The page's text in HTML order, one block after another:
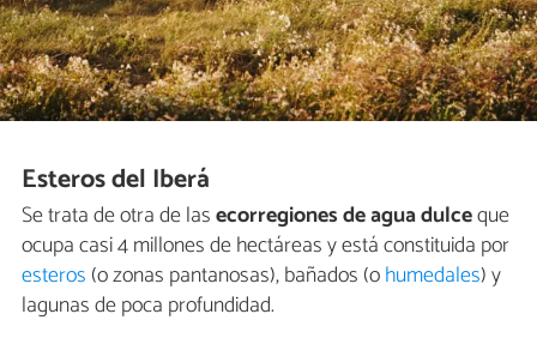
Esteros del Iberá
Se trata de otra de lasecorregiones de agua dulceque
ocupa casi 4 millones de hectáreas y está constituida por
esteros (o zonas pantanosas), bañados (ohumedales) y
lagunas de poca profundidad.